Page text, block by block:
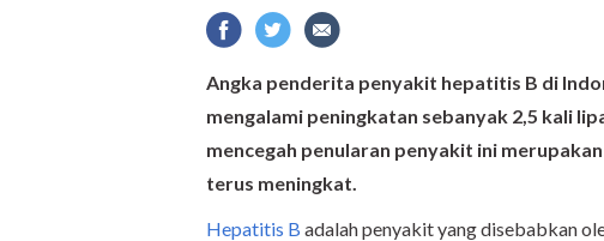
Angka penderita penyakit hepatitis B di
mengalami peningkatan sebanyak 2,5 kali
mencegah penularan penyakit ini
terus meningkat.
Hepatitis B adalah penyakit yang disebabkan